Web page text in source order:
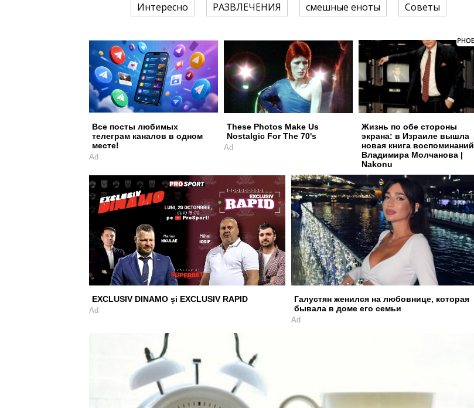
Интересно
РАЗВЛЕЧЕНИЯ смешные еноты Советы
Все посты любимых
телеграм каналов в одном
месте!
Ad
These Photos Make Us
Nostalgic For The 70's
Ad
Жизнь по обе стороны
экрана: в Израиле вышла
новая книга воспоминаний
Владимира Молчанова |
Nakonu
EXCLUSIV DINAMO și EXCLUSIV RAPID
Ad
Галустян женился на любовнице, которая
бывала в доме его семьи
Ad